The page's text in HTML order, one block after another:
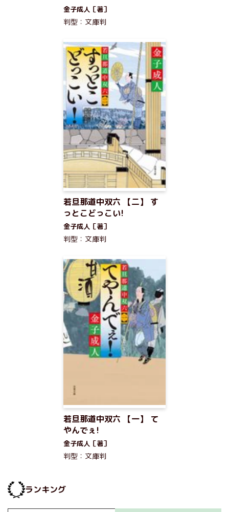
金子成人［著］
判型：文庫判
若旦那道中双六 【二】 す
っとこどっこい!
金子成人［著］
判型：文庫判
若旦那道中双六 【一】 て
やんでぇ!
金子成人［著］
判型：文庫判
ランキング